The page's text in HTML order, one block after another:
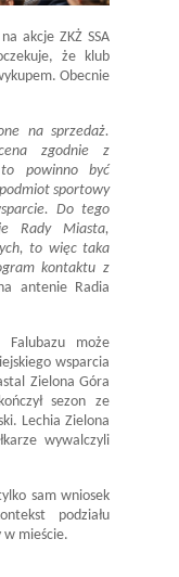
akcje ZKŻ SSA
że klub
Obecnie
na sprzedaż.
zgodnie z
powinno być
sportowy
Do tego
Rady Miasta,
to więc taka
kontaktu z
antenie Radia
może
wsparcia
Zielona Góra
sezon ze
Lechia Zielona
wywalczyli
sam wniosek
podziału
w mieście.